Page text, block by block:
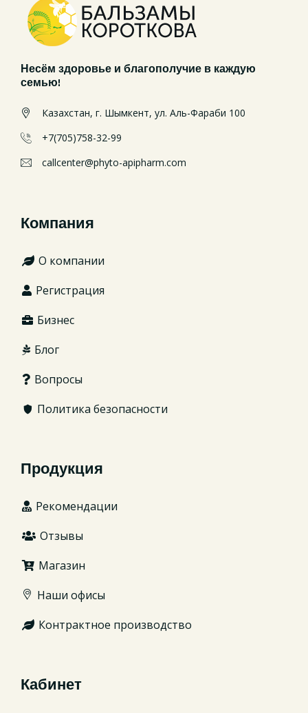
Несём здоровье и благополучие в каждую
семью!
Казахстан, г. Шымкент, ул. Аль-Фараби 100
+7(705)758-32-99
callcenter@phyto-apipharm.com
Компания
О компании
Регистрация
Бизнес
Блог
Вопросы
Политика безопасности
Продукция
Рекомендации
Отзывы
Магазин
Наши офисы
Контрактное производство
Кабинет